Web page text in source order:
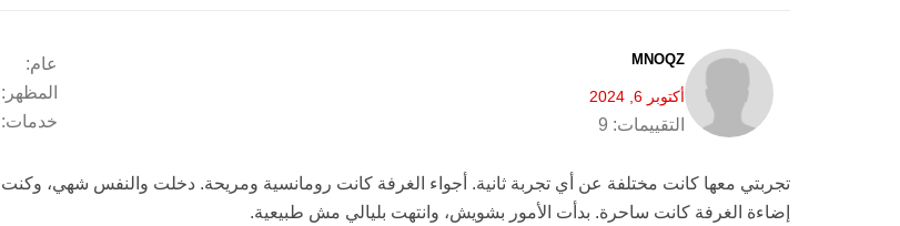
MNOQZ
أكتوبر 6, 2024
التقييمات: 9
عام:
المظهر:
خدمات:
تجربتي معها كانت مختلفة عن أي تجربة ثانية. أجواء الغرفة كانت رومانسية ومريحة. دخلت والنفس شهي،
إضاءة الغرفة كانت ساحرة. بدأت الأمور بشويش، وانتهت بليالي مش طبيعية.